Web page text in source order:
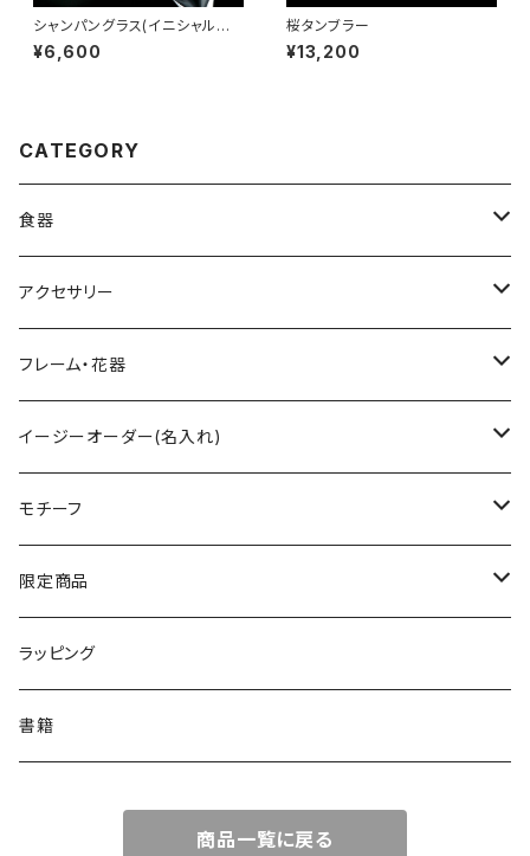
シャンパングラス(イニシャル彫
刻)
¥6,600
桜タンブラー
¥13,200
CATEGORY
食器
グラス
ワイングラス
シャンパングラス
ティーセット
アクセサリー
ペンダント
小物入れ
ハートボックス
フレーム・花器
フォトフレーム
イージーオーダー(名入れ)
イニシャル入
すみれ花文字
ネーム入
テキスト入
モチーフ
フラワー
ローズ
さくら
ネイチャー
リーフ
メルヘン
限定商品
数量限定
季節限定
ラッピング
書籍
商品一覧に戻る